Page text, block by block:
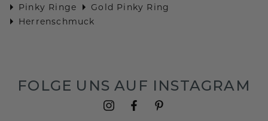
Pinky Ringe
Gold Pinky Ring
Herrenschmuck
FOLGE UNS AUF INSTAGRAM